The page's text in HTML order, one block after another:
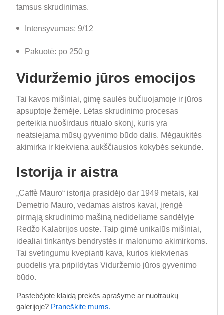
tamsus skrudinimas.
Intensyvumas: 9/12
Pakuotė: po 250 g
Viduržemio jūros emocijos
Tai kavos mišiniai, gimę saulės bučiuojamoje ir jūros
apsuptoje žemėje. Lėtas skrudinimo procesas
perteikia nuoširdaus ritualo skonį, kuris yra
neatsiejama mūsų gyvenimo būdo dalis. Mėgaukitės
akimirka ir kiekviena aukščiausios kokybės sekunde.
Istorija ir aistra
„Caffè Mauro“ istorija prasidėjo dar 1949 metais, kai
Demetrio Mauro, vedamas aistros kavai, įrengė
pirmąją skrudinimo mašiną nedideliame sandėlyje
Redžo Kalabrijos uoste. Taip gimė unikalūs mišiniai,
idealiai tinkantys bendrystės ir malonumo akimirkoms.
Tai svetingumu kvepianti kava, kurios kiekvienas
puodelis yra pripildytas Viduržemio jūros gyvenimo
būdo.
Pastebėjote klaidą prekės aprašyme ar nuotraukų
galerijoje? Praneškite mums.